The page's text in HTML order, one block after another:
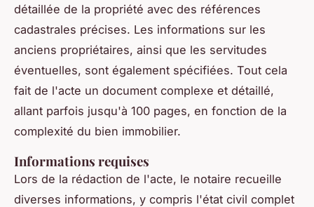
détaillée de la propriété avec des références
cadastrales précises. Les informations sur les
anciens propriétaires, ainsi que les servitudes
éventuelles, sont également spécifiées. Tout cela
fait de l'acte un document complexe et détaillé,
allant parfois jusqu'à 100 pages, en fonction de la
complexité du bien immobilier.
Informations requises
Lors de la rédaction de l'acte, le notaire recueille
diverses informations, y compris l'état civil complet